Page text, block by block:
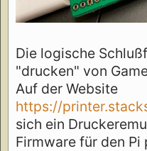
Die logische
"drucken" von
Auf der Website
https://
sich ein
Firmware für den Pi